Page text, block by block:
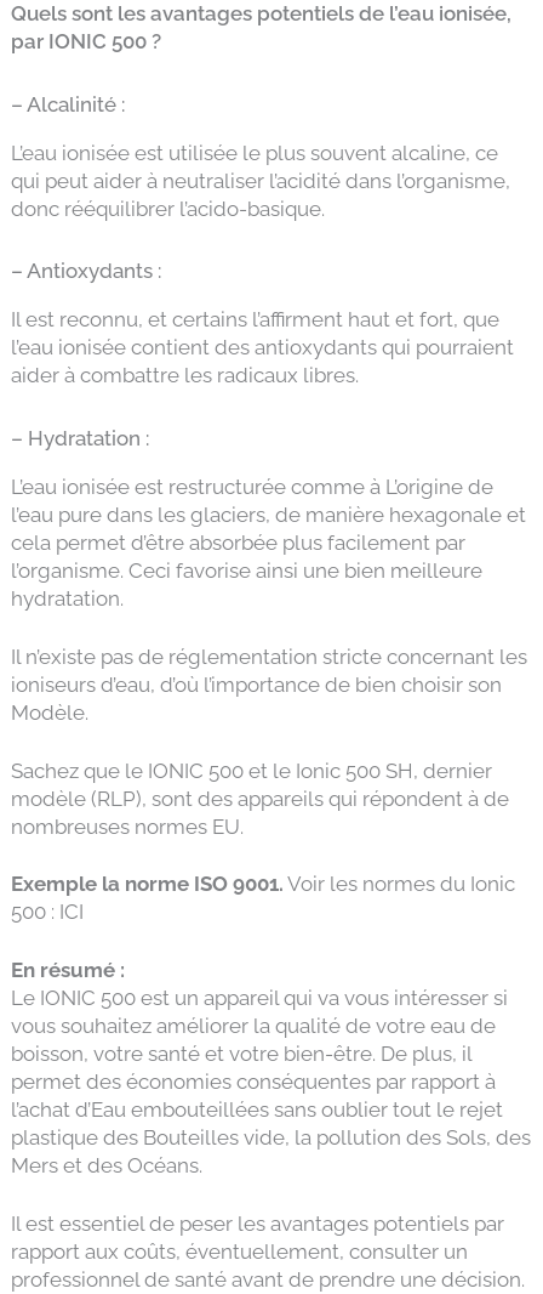
Quels sont les avantages potentiels de l’eau ionisée,
par IONIC 500 ?
– Alcalinité :
L’eau ionisée est utilisée le plus souvent alcaline, ce
qui peut aider à neutraliser l’acidité dans l’organisme,
donc rééquilibrer l’acido-basique.
– Antioxydants :
Il est reconnu, et certains l’affirment haut et fort, que
l’eau ionisée contient des antioxydants qui pourraient
aider à combattre les radicaux libres.
– Hydratation :
L’eau ionisée est restructurée comme à L’origine de
l’eau pure dans les glaciers, de manière hexagonale et
cela permet d’être absorbée plus facilement par
l’organisme. Ceci favorise ainsi une bien meilleure
hydratation.
Il n’existe pas de réglementation stricte concernant les
ioniseurs d’eau, d’où l’importance de bien choisir son
Modèle.
Sachez que le IONIC 500 et le Ionic 500 SH, dernier
modèle (RLP), sont des appareils qui répondent à de
nombreuses normes EU.
Exemple la norme ISO 9001. Voir les normes du Ionic
500 : ICI
En résumé :
Le IONIC 500 est un appareil qui va vous intéresser si
vous souhaitez améliorer la qualité de votre eau de
boisson, votre santé et votre bien-être. De plus, il
permet des économies conséquentes par rapport à
l’achat d’Eau embouteillées sans oublier tout le rejet
plastique des Bouteilles vide, la pollution des Sols, des
Mers et des Océans.
Il est essentiel de peser les avantages potentiels par
rapport aux coûts, éventuellement, consulter un
professionnel de santé avant de prendre une décision.